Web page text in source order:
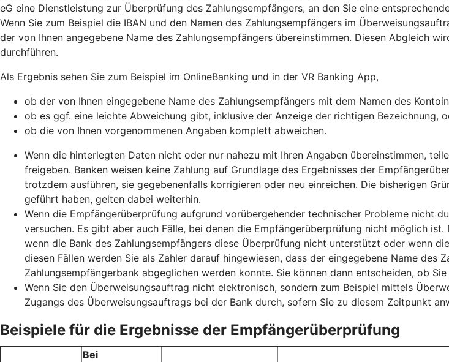
eG eine Dienstleistung zur Überprüfung des Zahlungsempfängers, an den Sie eine
Wenn Sie zum Beispiel die IBAN und den Namen des Zahlungsempfängers im
der von Ihnen angegebene Name des Zahlungsempfängers übereinstimmen. Diesen Abgleich
durchführen.
Als Ergebnis sehen Sie zum Beispiel im OnlineBanking und in der VR Banking App,
ob der von Ihnen eingegebene Name des Zahlungsempfängers mit dem Namen des
ob es ggf. eine leichte Abweichung gibt, inklusive der Anzeige der richtigen Bezeichnung,
ob die von Ihnen vorgenommenen Angaben komplett abweichen.
Wenn die hinterlegten Daten nicht oder nur nahezu mit Ihren Angaben übereinstimmen,
freigeben. Banken weisen keine Zahlung auf Grundlage des Ergebnisses der
trotzdem ausführen, sie gegebenenfalls korrigieren oder neu einreichen. Die bisherigen
geführt haben, gelten dabei weiterhin.
Wenn die Empfängerüberprüfung aufgrund vorübergehender technischer Probleme nicht
versuchen. Es gibt aber auch Fälle, bei denen die Empfängerüberprüfung nicht möglich
wenn die Bank des Zahlungsempfängers diese Überprüfung nicht unterstützt oder wenn
diesen Fällen werden Sie als Zahler darauf hingewiesen, dass der eingegebene Name
Zahlungsempfängerbank abgeglichen werden konnte. Sie können dann entscheiden, ob
Wenn Sie den Überweisungsauftrag nicht elektronisch, sondern zum Beispiel mittels
Zugangs des Überweisungsauftrags bei der Bank durch, sofern Sie zu diesem Zeitpunkt
Beispiele für die Ergebnisse der Empfängerüberprüfung
Bei